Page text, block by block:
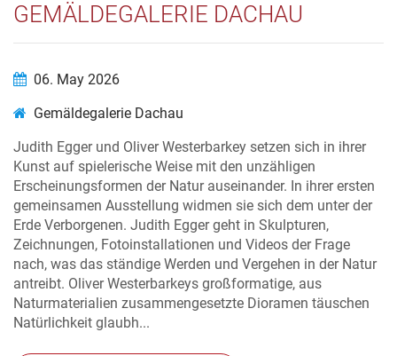
GEMÄLDEGALERIE DACHAU
06. May 2026
Gemäldegalerie Dachau
Judith Egger und Oliver Westerbarkey setzen sich in ihrer
Kunst auf spielerische Weise mit den unzähligen
Erscheinungsformen der Natur auseinander. In ihrer ersten
gemeinsamen Ausstellung widmen sie sich dem unter der
Erde Verborgenen. Judith Egger geht in Skulpturen,
Zeichnungen, Fotoinstallationen und Videos der Frage
nach, was das ständige Werden und Vergehen in der Natur
antreibt. Oliver Westerbarkeys großformatige, aus
Naturmaterialien zusammengesetzte Dioramen täuschen
Natürlichkeit glaubh...